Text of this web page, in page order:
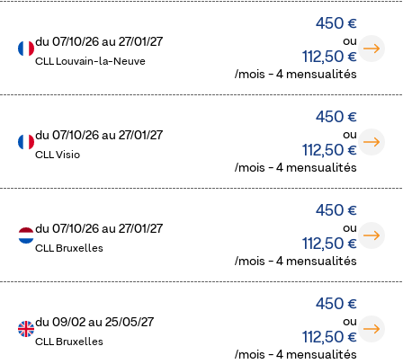
du07/10/26 au27/01/27
CLL Louvain-la-Neuve
450 €
ou
112,50 €
/mois - 4 mensualités
du07/10/26 au27/01/27
CLL Visio
450 €
ou
112,50 €
/mois - 4 mensualités
du07/10/26 au27/01/27
CLL Bruxelles
450 €
ou
112,50 €
/mois - 4 mensualités
du09/02 au25/05/27
CLL Bruxelles
450 €
ou
112,50 €
/mois - 4 mensualités